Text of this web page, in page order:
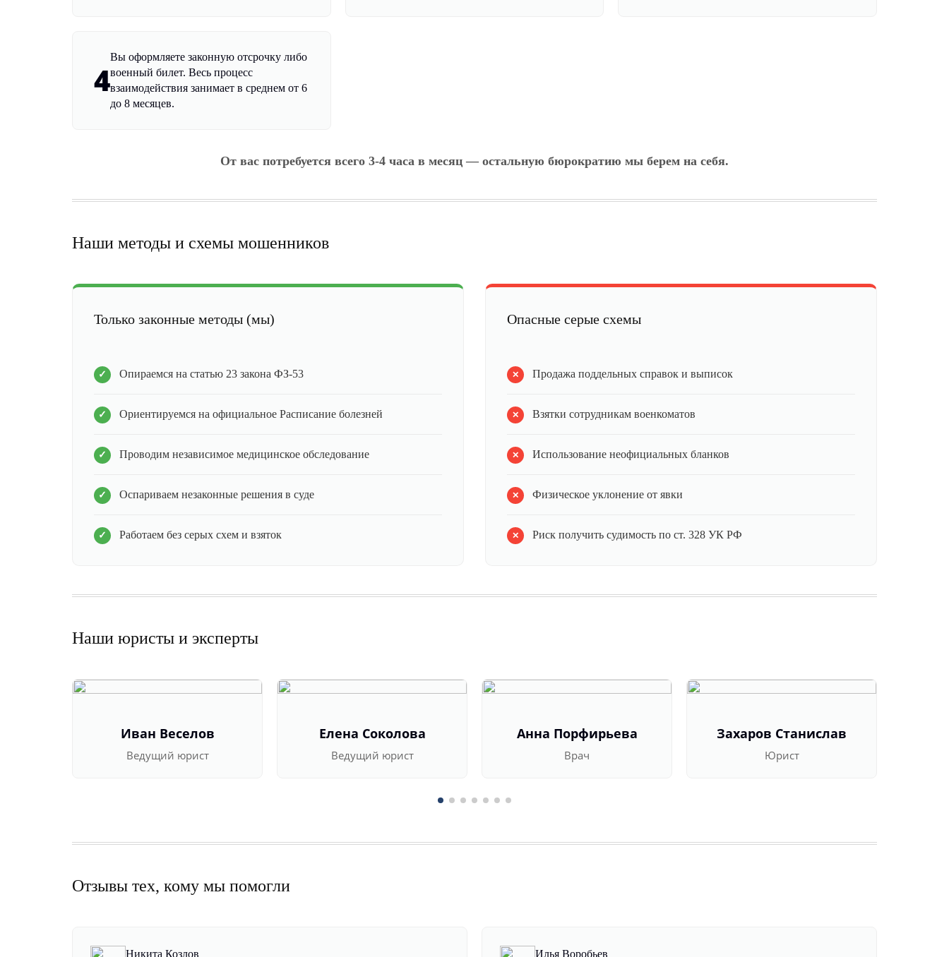
4
Вы оформляете законную отсрочку либо
военный билет. Весь процесс
взаимодействия занимает в среднем от 6
до 8 месяцев.
От вас потребуется всего 3-4 часа в месяц — остальную бюрократию мы берем на себя.
Наши методы и схемы мошенников
Только законные методы (мы)
Опираемся на статью 23 закона ФЗ-53
Ориентируемся на официальное Расписание болезней
Проводим независимое медицинское обследование
Оспариваем незаконные решения в суде
Работаем без серых схем и взяток
Опасные серые схемы
Продажа поддельных справок и выписок
Взятки сотрудникам военкоматов
Использование неофициальных бланков
Физическое уклонение от явки
Риск получить судимость по ст. 328 УК РФ
Наши юристы и эксперты
Иван Веселов
Ведущий юрист
Елена Соколова
Ведущий юрист
Анна Порфирьева
Врач
Захаров Станислав
Юрист
Отзывы тех, кому мы помогли
Никита Козлов Илья Воробьев